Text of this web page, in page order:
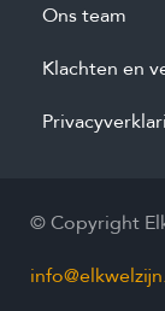
Ons team
Klachten en
© Copyright